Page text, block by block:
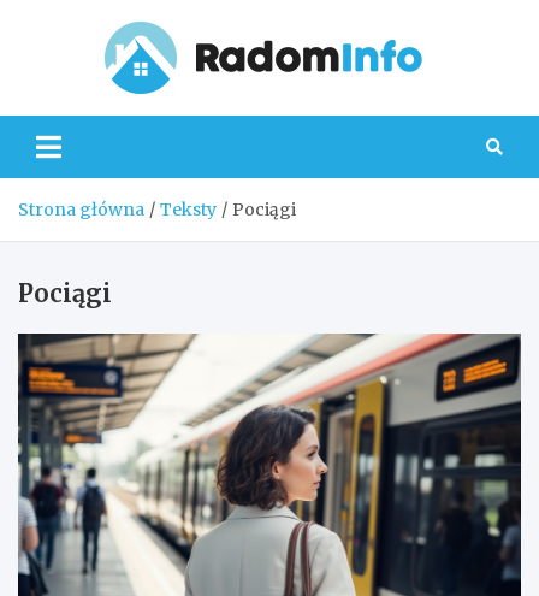
Strona główna Teksty Pociągi
Pociągi